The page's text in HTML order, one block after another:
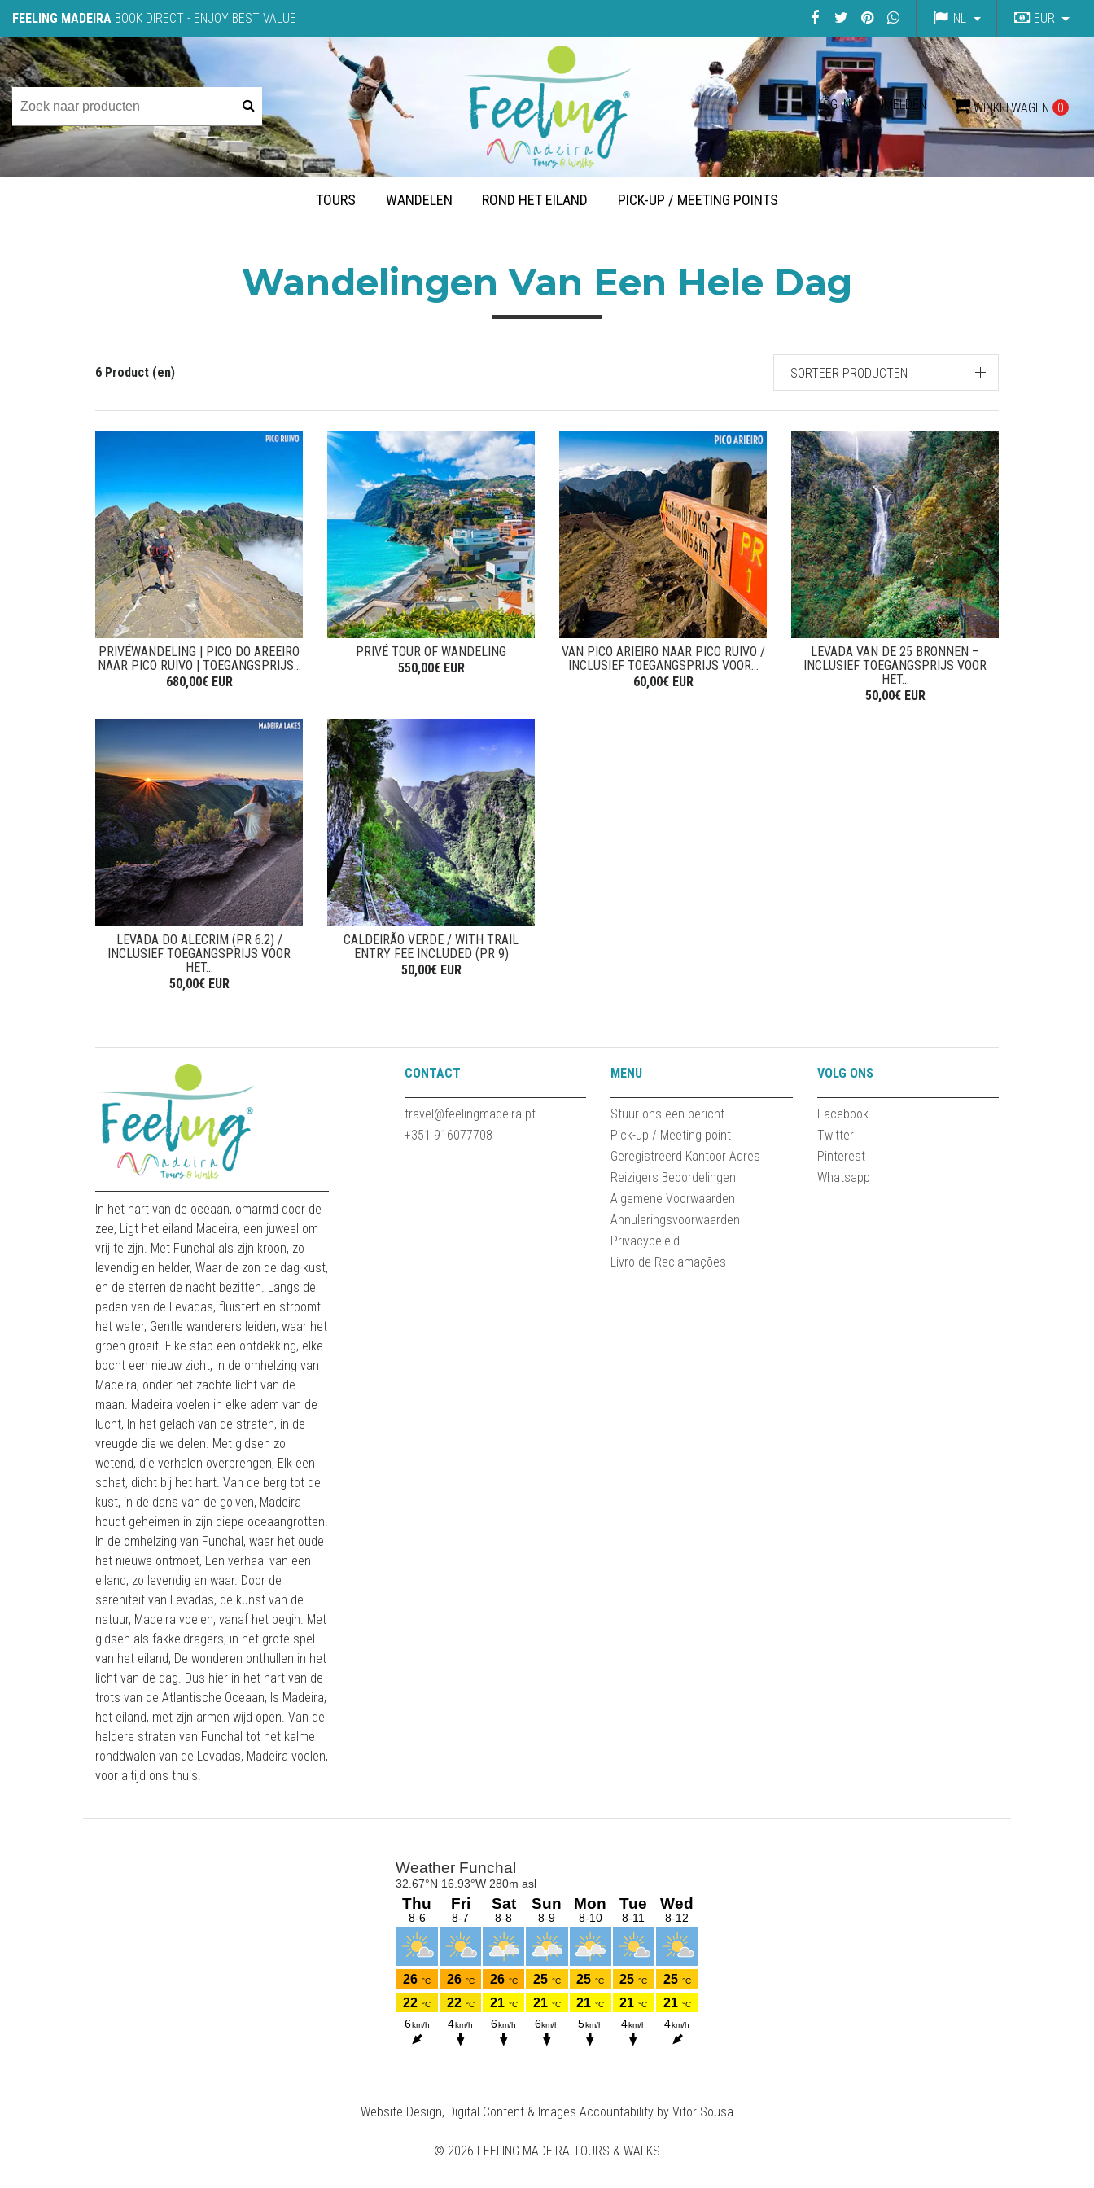
FEELING MADEIRA BOOK DIRECT - ENJOY BEST VALUE NL EUR
WINKELWAGEN 0
LOG IN / AANMELDEN
TOURS WANDELEN ROND HET EILAND PICK-UP / MEETING POINTS
Wandelingen Van Een Hele Dag
6 Product (en) SORTEER PRODUCTEN
PRIVÉWANDELING | PICO DO AREEIRO
NAAR PICO RUIVO | TOEGANGSPRIJS...
680,00€ EUR
PRIVÉ TOUR OF WANDELING
550,00€ EUR
VAN PICO ARIEIRO NAAR PICO RUIVO /
INCLUSIEF TOEGANGSPRIJS VOOR...
60,00€ EUR
LEVADA VAN DE 25 BRONNEN –
INCLUSIEF TOEGANGSPRIJS VOOR
HET...
50,00€ EUR
LEVADA DO ALECRIM (PR 6.2) /
INCLUSIEF TOEGANGSPRIJS VOOR
HET...
50,00€ EUR
CALDEIRÃO VERDE / WITH TRAIL
ENTRY FEE INCLUDED (PR 9)
50,00€ EUR
In het hart van de oceaan, omarmd door de
zee, Ligt het eiland Madeira, een juweel om
vrij te zijn. Met Funchal als zijn kroon, zo
levendig en helder, Waar de zon de dag kust,
en de sterren de nacht bezitten. Langs de
paden van de Levadas, fluistert en stroomt
het water, Gentle wanderers leiden, waar het
groen groeit. Elke stap een ontdekking, elke
bocht een nieuw zicht, In de omhelzing van
Madeira, onder het zachte licht van de
maan. Madeira voelen in elke adem van de
lucht, In het gelach van de straten, in de
vreugde die we delen. Met gidsen zo
wetend, die verhalen overbrengen, Elk een
schat, dicht bij het hart. Van de berg tot de
kust, in de dans van de golven, Madeira
houdt geheimen in zijn diepe oceaangrotten.
In de omhelzing van Funchal, waar het oude
het nieuwe ontmoet, Een verhaal van een
eiland, zo levendig en waar. Door de
sereniteit van Levadas, de kunst van de
natuur, Madeira voelen, vanaf het begin. Met
gidsen als fakkeldragers, in het grote spel
van het eiland, De wonderen onthullen in het
licht van de dag. Dus hier in het hart van de
trots van de Atlantische Oceaan, Is Madeira,
het eiland, met zijn armen wijd open. Van de
heldere straten van Funchal tot het kalme
ronddwalen van de Levadas, Madeira voelen,
voor altijd ons thuis.
CONTACT
travel@feelingmadeira.pt
+351 916077708
MENU
Stuur ons een bericht
Pick-up / Meeting point
Geregistreerd Kantoor Adres
Reizigers Beoordelingen
Algemene Voorwaarden
Annuleringsvoorwaarden
Privacybeleid
Livro de Reclamações
VOLG ONS
Facebook
Twitter
Pinterest
Whatsapp
Website Design, Digital Content & Images Accountability by Vitor Sousa
© 2026 FEELING MADEIRA TOURS & WALKS